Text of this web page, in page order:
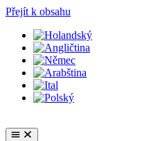
Přejít k obsahu